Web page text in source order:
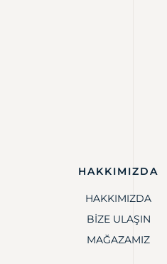
HAKKIMIZDA
HAKKIMIZDA
BIZE ULAŞIN
MAĞAZAMIZ